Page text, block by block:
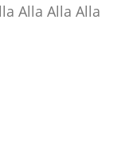
Alla Alla Alla